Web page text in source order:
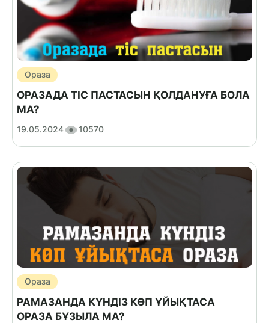
Ораза
ОРАЗАДА ТІС ПАСТАСЫН ҚОЛДАНУҒА БОЛА
МА?
19.05.2024 10570
Ораза
РАМАЗАНДА КҮНДІЗ КӨП ҰЙЫҚТАСА
ОРАЗА БҰЗЫЛА МА?